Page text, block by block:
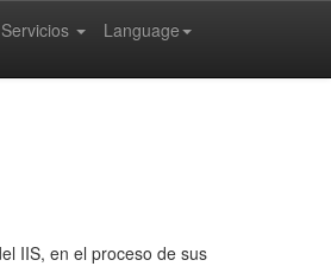
Language
Servicios
IIS, en el proceso de sus